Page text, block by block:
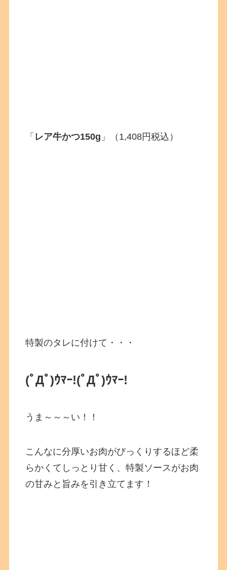
「 レア牛かつ150g 」（1,408円税込）
特製のタレに付けて・・・
(ﾟДﾟ)ｳﾏｰ!(ﾟДﾟ)ｳﾏｰ!
うま～～～い！！
こんなに分厚いお肉がびっくりするほど柔
らかくてしっとり甘く、特製ソースがお肉
の甘みと旨みを引き立てます！